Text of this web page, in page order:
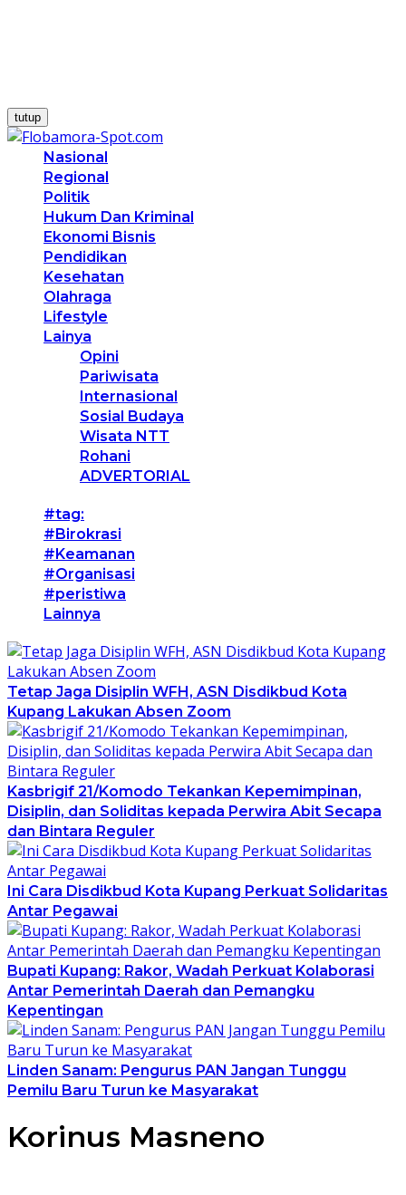
tutup
Nasional
Regional
Politik
Hukum Dan Kriminal
Ekonomi Bisnis
Pendidikan
Kesehatan
Olahraga
Lifestyle
Lainya
Opini
Pariwisata
Internasional
Sosial Budaya
Wisata NTT
Rohani
ADVERTORIAL
#tag:
#Birokrasi
#Keamanan
#Organisasi
#peristiwa
Lainnya
Tetap Jaga Disiplin WFH, ASN Disdikbud Kota
Kupang Lakukan Absen Zoom
Kasbrigif 21/Komodo Tekankan Kepemimpinan,
Disiplin, dan Soliditas kepada Perwira Abit Secapa
dan Bintara Reguler
Ini Cara Disdikbud Kota Kupang Perkuat Solidaritas
Antar Pegawai
Bupati Kupang: Rakor, Wadah Perkuat Kolaborasi
Antar Pemerintah Daerah dan Pemangku
Kepentingan
Linden Sanam: Pengurus PAN Jangan Tunggu
Pemilu Baru Turun ke Masyarakat
Korinus Masneno